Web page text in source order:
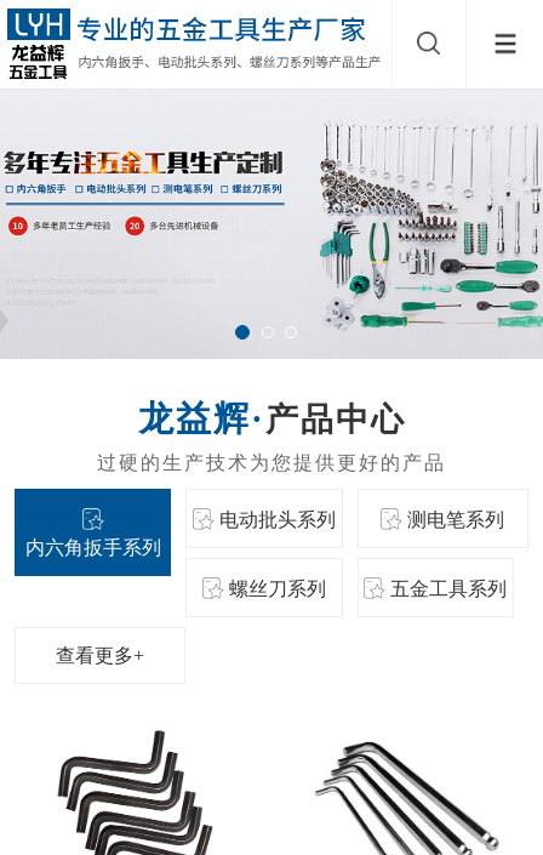
产品中心
内六角扳手系列
电动批头系列 测电笔系列
螺丝刀系列 五金工具系列
查看更多+